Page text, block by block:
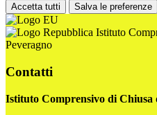
Accetta tutti Salva le preferenze
Istituto
Peveragno
Contatti
Istituto Comprensivo di Chiusa